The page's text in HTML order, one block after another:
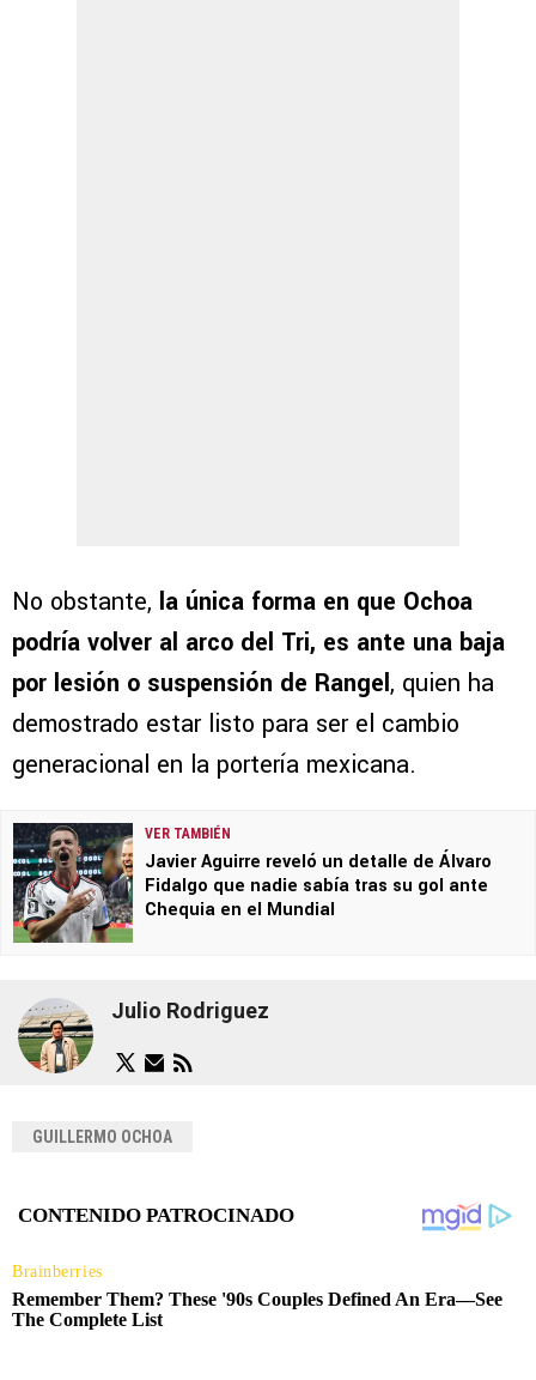
No obstante, la única forma en que Ochoa
podría volver al arco del Tri, es ante una baja
por lesión o suspensión de Rangel, quien ha
demostrado estar listo para ser el cambio
generacional en la portería mexicana.
VER TAMBIÉN
Javier Aguirre reveló un detalle de Álvaro
Fidalgo que nadie sabía tras su gol ante
Chequia en el Mundial
Julio Rodriguez
GUILLERMO OCHOA